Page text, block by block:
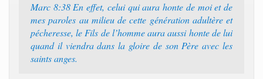
Marc 8:38 En effet, celui qui aura honte de moi et de
mes paroles au milieu de cette génération adultère et
pécheresse, le Fils de l’homme aura aussi honte de lui
quand il viendra dans la gloire de son Père avec les
saints anges.